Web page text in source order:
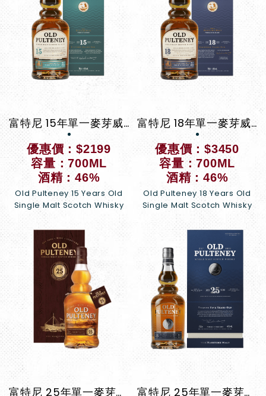
富特尼 15年單一麥芽威士忌
優惠價：$2199
容量：700ML
酒精：46%
Old Pulteney 15 Years Old
Single Malt Scotch Whisky
富特尼 18年單一麥芽威士忌
優惠價：$3450
容量：700ML
酒精：46%
Old Pulteney 18 Years Old
Single Malt Scotch Whisky
富特尼 25年單一麥芽威士忌 富特尼 25年單一麥芽威士忌(新包裝)